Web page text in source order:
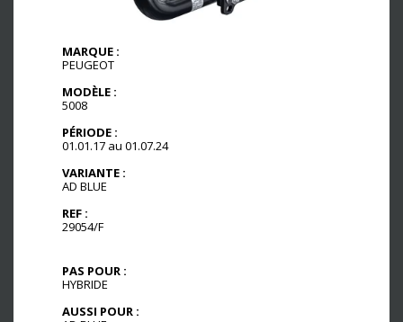
MARQUE :
PEUGEOT
MODÈLE :
5008
PÉRIODE :
01.01.17 au 01.07.24
VARIANTE :
AD BLUE
REF :
29054/F
PAS POUR :
HYBRIDE
AUSSI POUR :